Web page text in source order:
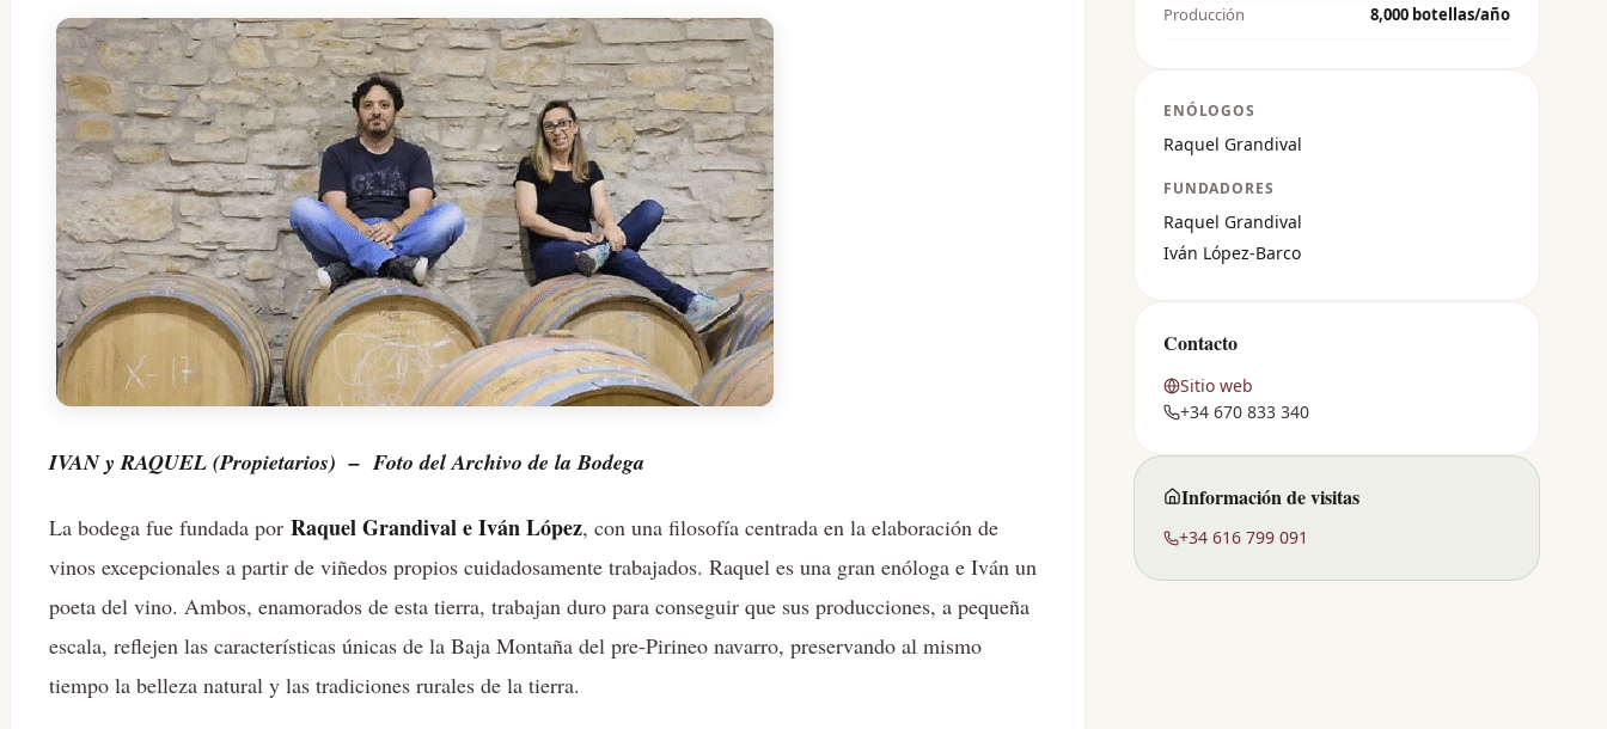
IVAN y RAQUEL (Propietarios) – Foto del Archivo de la Bodega
La bodega fue fundada por Raquel Grandival e Iván López, con una filosofía centrada en la elaboración de
vinos excepcionales a partir de viñedos propios cuidadosamente trabajados. Raquel es una gran enóloga e Iván un
poeta del vino. Ambos, enamorados de esta tierra, trabajan duro para conseguir que sus producciones, a pequeña
escala, reflejen las características únicas de la Baja Montaña del pre-Pirineo navarro, preservando al mismo
tiempo la belleza natural y las tradiciones rurales de la tierra.
Producción
8,000 botellas/año
ENÓLOGOS
Raquel Grandival
FUNDADORES
Raquel Grandival
Iván López-Barco
Contacto
Sitio web
+34 670 833 340
Información de visitas
+34 616 799 091